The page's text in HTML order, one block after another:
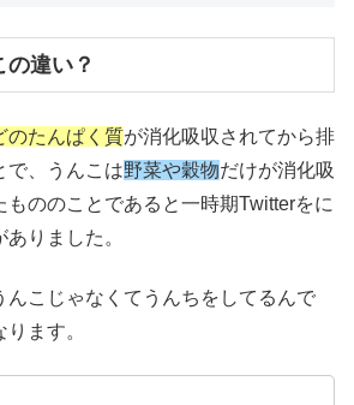
の違い？
のたんぱく質が消化吸収されてから排
で、うんこは野菜や穀物だけが消化吸
もののことであると一時期Twitterをに
りました。
んこじゃなくてうんちをしてるんで
ます。